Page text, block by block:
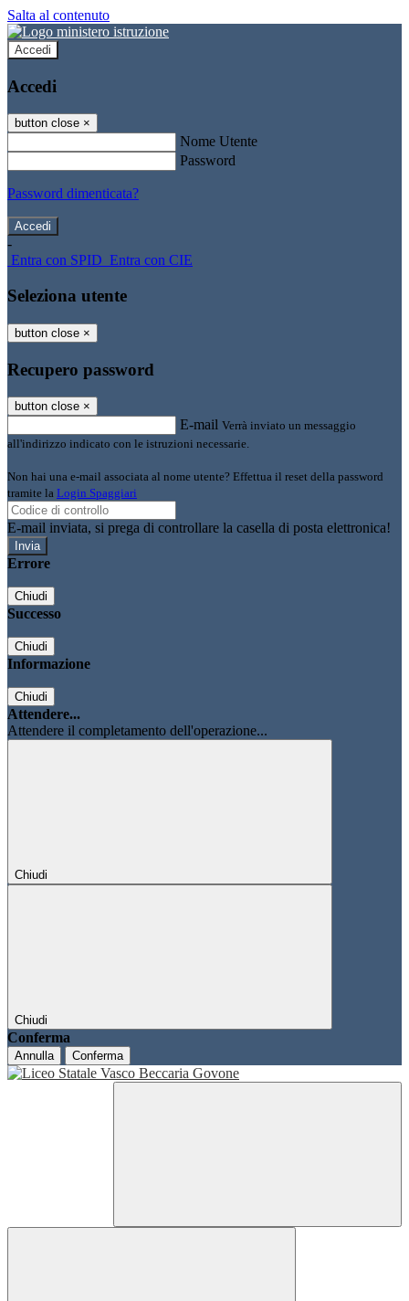
Salta al contenuto
Accedi
Accedi
button close ×
Nome Utente
Password
Password dimenticata?
-
Entra con SPID Entra con CIE
Seleziona utente
button close ×
Recupero password
button close ×
E-mail Verrà inviato un messaggio
all'indirizzo indicato con le istruzioni necessarie.
Non hai una e-mail associata al nome utente? Effettua il reset della password
tramite la Login Spaggiari
E-mail inviata, si prega di controllare la casella di posta elettronica!
Errore
Chiudi
Successo
Chiudi
Informazione
Chiudi
Attendere...
Attendere il completamento dell'operazione...
Chiudi
Chiudi
Conferma
Annulla Conferma